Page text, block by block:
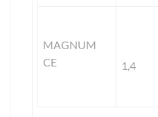
MAGNUM
CE
1,4